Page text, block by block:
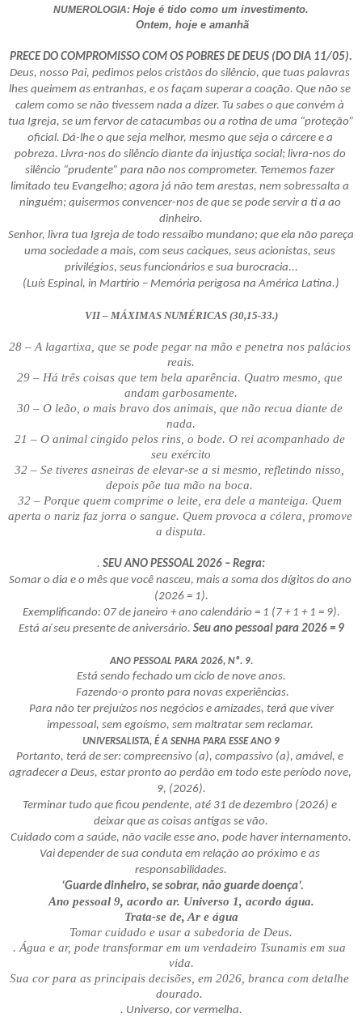
NUMEROLOGIA: Hoje é tido como um investimento.
Ontem, hoje e amanhã
PRECE DO COMPROMISSO COM OS POBRES DE DEUS (DO DIA 11/05).
Deus, nosso Pai, pedimos pelos cristãos do silêncio, que tuas palavras
lhes queimem as entranhas, e os façam superar a coação. Que não se
calem como se não tivessem nada a dizer. Tu sabes o que convém à
tua Igreja, se um fervor de catacumbas ou a rotina de uma “proteção”
oficial. Dá-lhe o que seja melhor, mesmo que seja o cárcere e a
pobreza. Livra-nos do silêncio diante da injustiça social; livra-nos do
silêncio “prudente” para não nos comprometer. Tememos fazer
limitado teu Evangelho; agora já não tem arestas, nem sobressalta a
ninguém; quisermos convencer-nos de que se pode servir a ti a ao
dinheiro.
Senhor, livra tua Igreja de todo ressaibo mundano; que ela não pareça
uma sociedade a mais, com seus caciques, seus acionistas, seus
privilégios, seus funcionários e sua burocracia...
(Luís Espinal, in Martírio – Memória perigosa na América Latina.)
VII – MÁXIMAS NUMÉRICAS (30,15-33.)
28 – A lagartixa, que se pode pegar na mão e penetra nos palácios
reais.
29 – Há três coisas que tem bela aparência. Quatro mesmo, que
andam garbosamente.
30 – O leão, o mais bravo dos animais, que não recua diante de
nada.
21 – O animal cingido pelos rins, o bode. O rei acompanhado de
seu exército
32 – Se tiveres asneiras de elevar-se a si mesmo, refletindo nisso,
depois põe tua mão na boca.
32 – Porque quem comprime o leite, era dele a manteiga. Quem
aperta o nariz faz jorra o sangue. Quem provoca a cólera, promove
a disputa.
. SEU ANO PESSOAL 2026 – Regra:
Somar o dia e o mês que você nasceu, mais a soma dos dígitos do ano
(2026 = 1).
Exemplificando: 07 de janeiro + ano calendário = 1 (7 + 1 + 1 = 9).
Está aí seu presente de aniversário. Seu ano pessoal para 2026 = 9
ANO PESSOAL PARA 2026, Nº. 9.
Está sendo fechado um ciclo de nove anos.
Fazendo-o pronto para novas experiências.
Para não ter prejuízos nos negócios e amizades, terá que viver
impessoal, sem egoísmo, sem maltratar sem reclamar.
UNIVERSALISTA, É A SENHA PARA ESSE ANO 9
Portanto, terá de ser: compreensivo (a), compassivo (a), amável, e
agradecer a Deus, estar pronto ao perdão em todo este período nove,
9, (2026).
Terminar tudo que ficou pendente, até 31 de dezembro (2026) e
deixar que as coisas antigas se vão.
Cuidado com a saúde, não vacile esse ano, pode haver internamento.
Vai depender de sua conduta em relação ao próximo e as
responsabilidades.
‘Guarde dinheiro, se sobrar, não guarde doença’.
Ano pessoal 9, acordo ar. Universo 1, acordo água.
Trata-se de, Ar e água
Tomar cuidado e usar a sabedoria de Deus.
. Água e ar, pode transformar em um verdadeiro Tsunamis em sua
vida.
Sua cor para as principais decisões, em 2026, branca com detalhe
dourado.
. Universo, cor vermelha.